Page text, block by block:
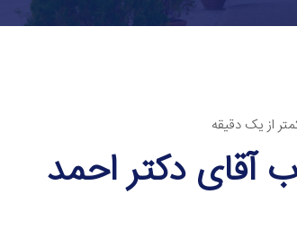
از یک دقیقه
آقای دکتر احمد